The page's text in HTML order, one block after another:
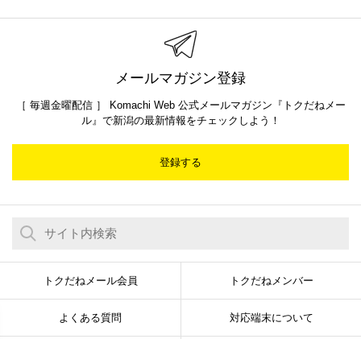
メールマガジン登録
［ 毎週金曜配信 ］ Komachi Web 公式メールマガジン『トクだねメー
ル』で新潟の最新情報をチェックしよう！
登録する
トクだねメール会員 トクだねメンバー
よくある質問 対応端末について